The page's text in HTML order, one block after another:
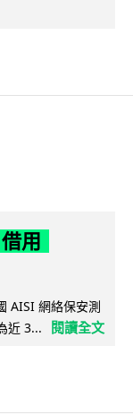
用
AISI 網絡保安測
近 3...
閱讀全文